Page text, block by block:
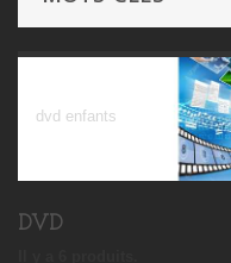
dvd enfants
DVD